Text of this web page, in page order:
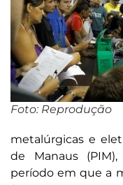
Foto: Reprodução
metalúrgicas e
de Manaus
período em que a